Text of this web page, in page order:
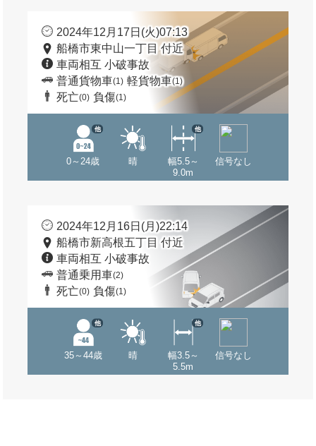
2024年12月17日(火)07:13
船橋市東中山一丁目 付近
車両相互 小破事故
普通貨物車(1) 軽貨物車(1)
死亡(0) 負傷(1)
0～24歳
他
晴
幅5.5～
9.0m
他
信号なし
2024年12月16日(月)22:14
船橋市新高根五丁目 付近
車両相互 小破事故
普通乗用車(2)
死亡(0) 負傷(1)
35～44歳
他
晴
幅3.5～
5.5m
他
信号なし